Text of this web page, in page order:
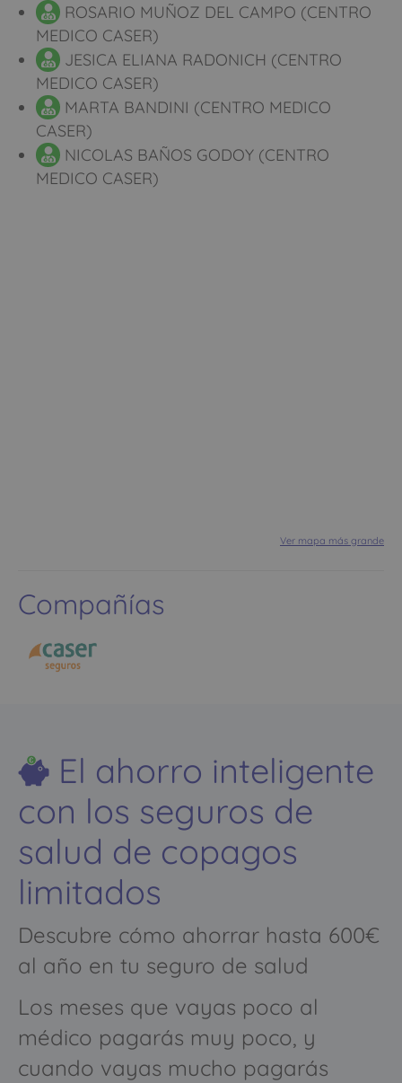
ROSARIO MUÑOZ DEL CAMPO (CENTRO
MEDICO CASER)
JESICA ELIANA RADONICH (CENTRO
MEDICO CASER)
MARTA BANDINI (CENTRO MEDICO
CASER)
NICOLAS BAÑOS GODOY (CENTRO
MEDICO CASER)
Ver mapa más grande
Compañías
El ahorro inteligente
con los seguros de
salud de copagos
limitados
Descubre cómo ahorrar hasta 600€
al año en tu seguro de salud
Los meses que vayas poco al
médico pagarás muy poco, y
cuando vayas mucho pagarás